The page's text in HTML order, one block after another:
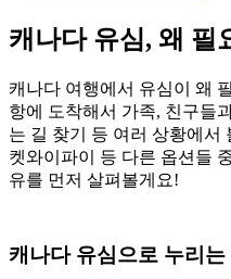
캐나다 유심, 왜 필
캐나다 여행에서 유심이 왜
항에 도착해서 가족, 친구들
는 길 찾기 등 여러 상황에서
켓와이파이 등 다른 옵션들
유를 먼저 살펴볼게요!
캐나다 유심으로 누리